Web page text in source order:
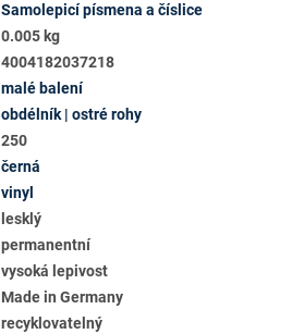
Samolepicí písmena a číslice
0.005 kg
4004182037218
malé balení
obdélník | ostré rohy
250
černá
vinyl
lesklý
permanentní
vysoká lepivost
Made in Germany
recyklovatelný